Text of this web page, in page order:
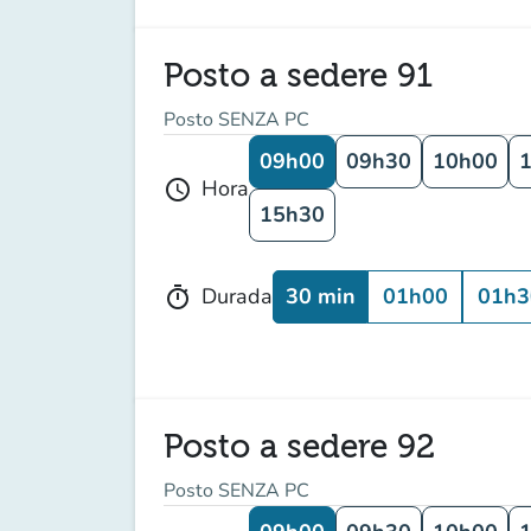
Posto a sedere 91
Posto SENZA PC
schedule Hora
09h00 09h30 10h00
15h30
timer Durada 30 min 01h00
Posto a sedere 92
Posto SENZA PC